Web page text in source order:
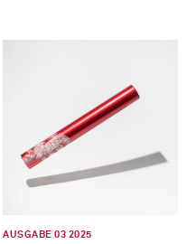
AUSGABE 03 2025